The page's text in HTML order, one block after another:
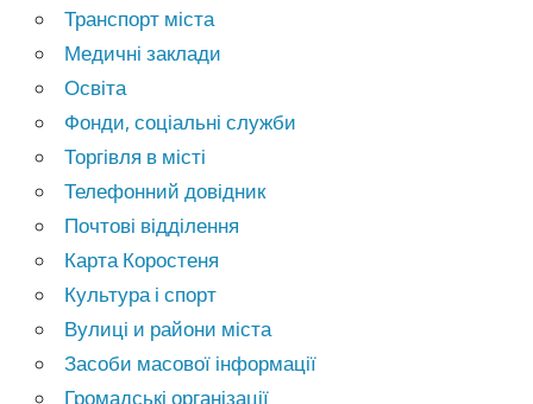
Транспорт міста
Медичні заклади
Освіта
Фонди, соціальні служби
Торгівля в місті
Телефонний довідник
Почтові відділення
Карта Коростеня
Культура і спорт
Вулиці и райони міста
Засоби масової інформації
Громадські організації